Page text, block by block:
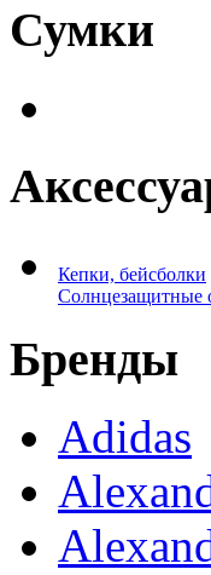
Сумки
Кепки, бейсболки
Солнцезащитные
Бренды
Adidas